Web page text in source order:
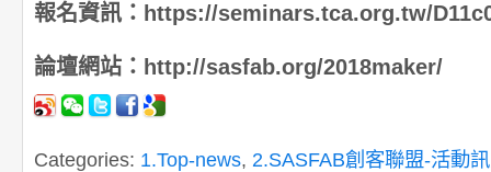
報名資訊：https://seminars.tca.org.tw/
論壇網站：http://sasfab.org/2018maker/
Categories: 1.Top-news, 2.SASFAB創客聯盟-活動